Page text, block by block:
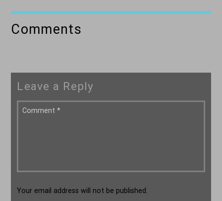
Comments
Leave a Reply
Your email address will not be published.